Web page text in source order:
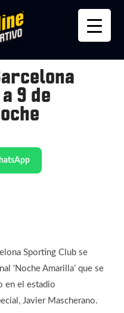
9 de
Sporting Club se
‘Noche Amarilla’ que se
en el estadio
Javier Mascherano.